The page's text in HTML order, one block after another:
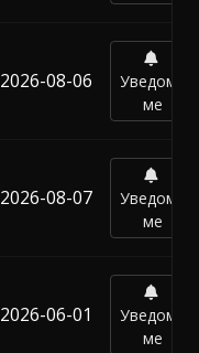
2026-08-06
Уведоми
ме
2026-08-07
Уведоми
ме
2026-06-01
Уведоми
ме